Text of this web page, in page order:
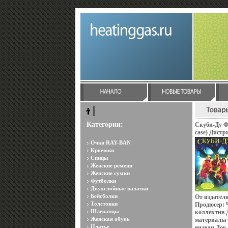
Категории:
Очки RAY-BAN
Крючоки
Спицы
Женские ремени
Женские сумки
Футболки
Двухслойные палатки
Бейсболки
Толстовки
Шлепанцы
Женская обувь
Платье
Скуби-Ду
case)
Rus
слоев:
Русский /
дорожки:
перевод
От
Продюсер:
коллектив
материалы